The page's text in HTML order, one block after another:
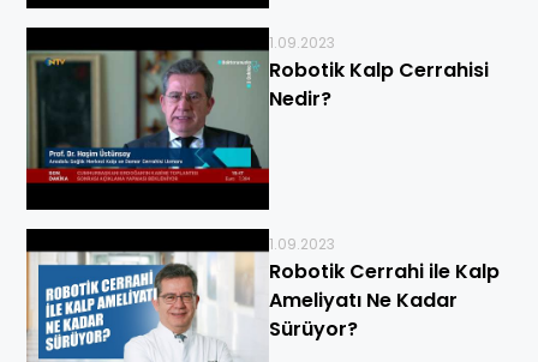
1.09.2023
Robotik Kalp Cerrahisi
Nedir?
1.09.2023
Robotik Cerrahi ile Kalp
Ameliyatı Ne Kadar
Sürüyor?